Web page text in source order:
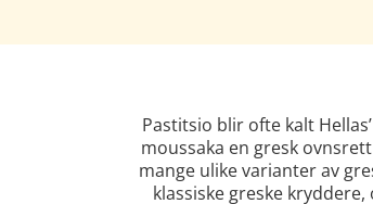
Pastitsio blir ofte kalt
moussaka en gresk
mange ulike varianter av
klassiske greske